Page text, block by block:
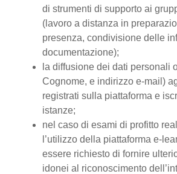
di strumenti di supporto ai
(lavoro a distanza in
presenza, condivisione delle
documentazione);
la diffusione dei dati personali
Cognome, e indirizzo e-mail)
registrati sulla piattaforma e
istanze;
nel caso di esami di profitto
l’utilizzo della piattaforma e-
essere richiesto di fornire
idonei al riconoscimento